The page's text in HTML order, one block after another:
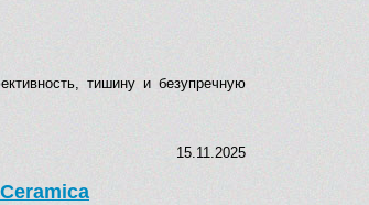
тишину и безупречную
15.11.2025